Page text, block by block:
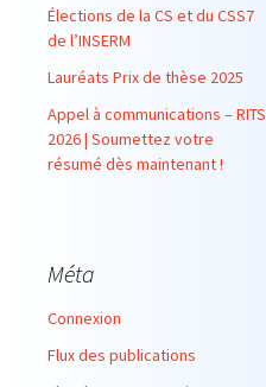
Élections de la CS et du CSS7
de l’INSERM
Lauréats Prix de thèse 2025
Appel à communications – RITS
2026 | Soumettez votre
résumé dès maintenant !
Méta
Connexion
Flux des publications